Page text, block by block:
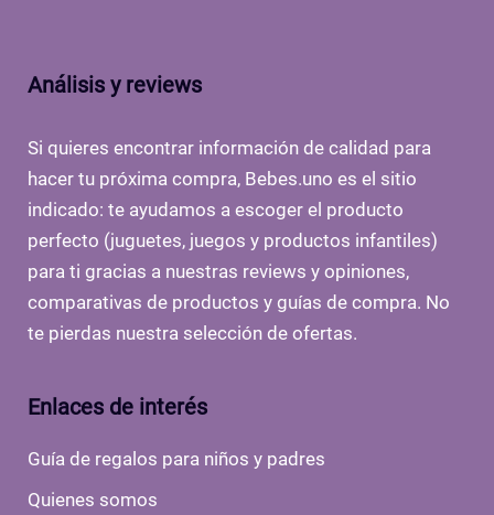
Análisis y reviews
Si quieres encontrar información de calidad para
hacer tu próxima compra, Bebes.uno es el sitio
indicado: te ayudamos a escoger el producto
perfecto (juguetes, juegos y productos infantiles)
para ti gracias a nuestras reviews y opiniones,
comparativas de productos y guías de compra. No
te pierdas nuestra selección de ofertas.
Enlaces de interés
Guía de regalos para niños y padres
Quienes somos